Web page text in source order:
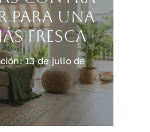
para una
fresca
13 de julio de
Reformas